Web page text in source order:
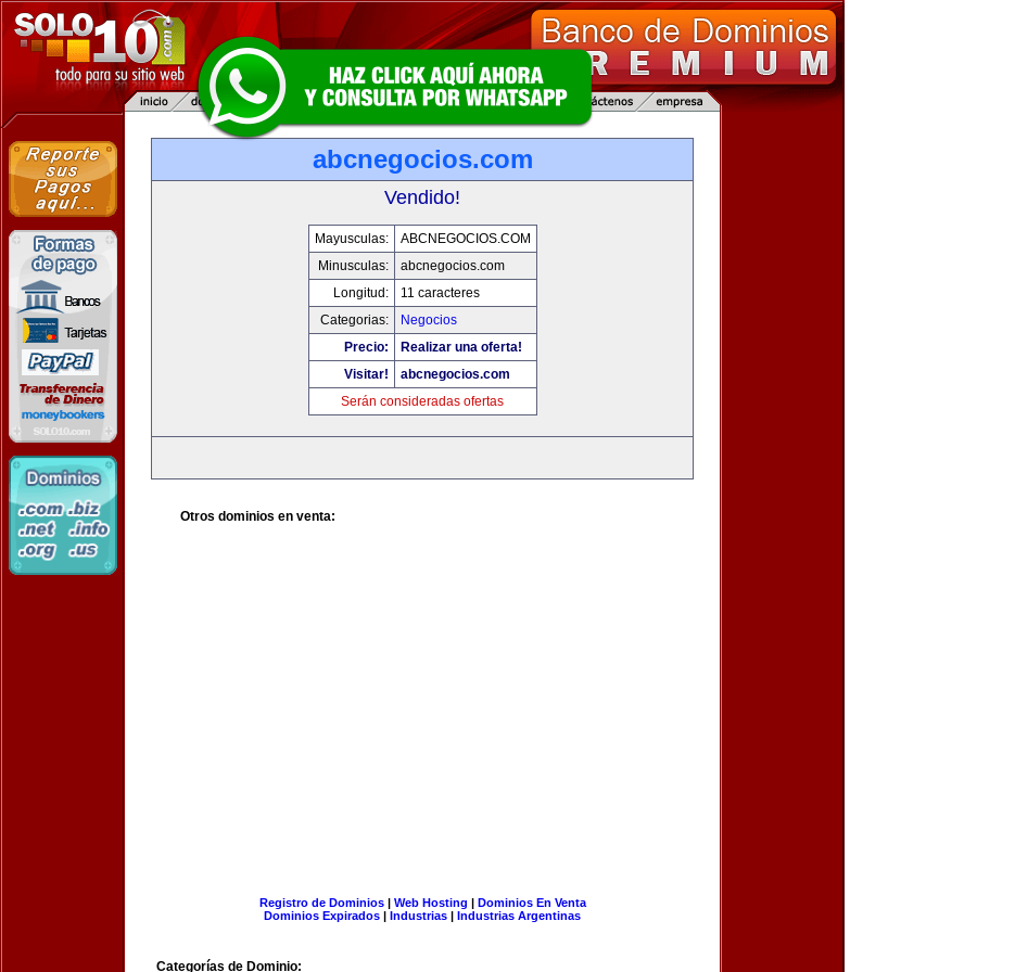
abcnegocios.com
Vendido!
Mayusculas:
ABCNEGOCIOS.COM
Minusculas:
abcnegocios.com
Longitud:
11 caracteres
Categorias:
Negocios
Precio:
Realizar una oferta!
Visitar!
abcnegocios.com
Serán consideradas ofertas
Otros dominios en venta:
Registro de Dominios| Web Hosting | Dominios En Venta
Dominios Expirados | Industrias | Industrias Argentinas
Categorías de Dominio: